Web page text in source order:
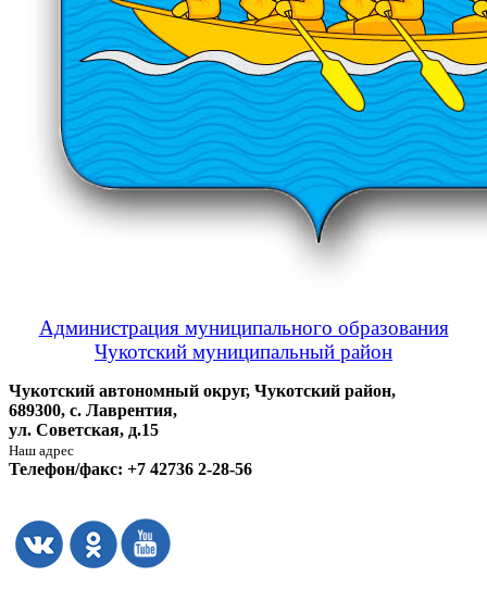
Администрация муниципального образования
Чукотский муниципальный район
Чукотский автономный округ, Чукотский район,
689300, с. Лаврентия,
ул. Советская, д.15
Наш адрес
Телефон/факс: +7 42736 2-28-56